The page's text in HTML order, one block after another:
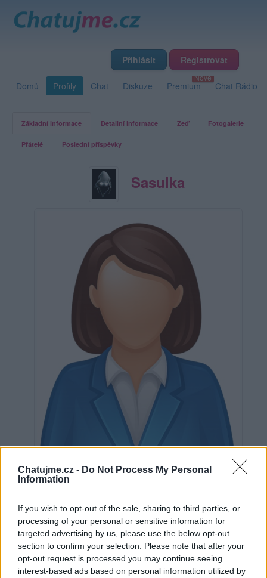
Chatujme.cz - Do Not Process My Personal
Information
If you wish to opt-out of the sale, sharing to third parties, or
processing of your personal or sensitive information for
targeted advertising by us, please use the below opt-out
section to confirm your selection. Please note that after your
opt-out request is processed you may continue seeing
interest-based ads based on personal information utilized by
Přihlásit Registrovat
Domů Profily Chat Diskuze Premium Chat Rádio
Základní informace Detailní informace Zeď Fotogalerie
Přátelé Poslední příspěvky
Sasulka
Neověřeno
0 uživatelům se líbí